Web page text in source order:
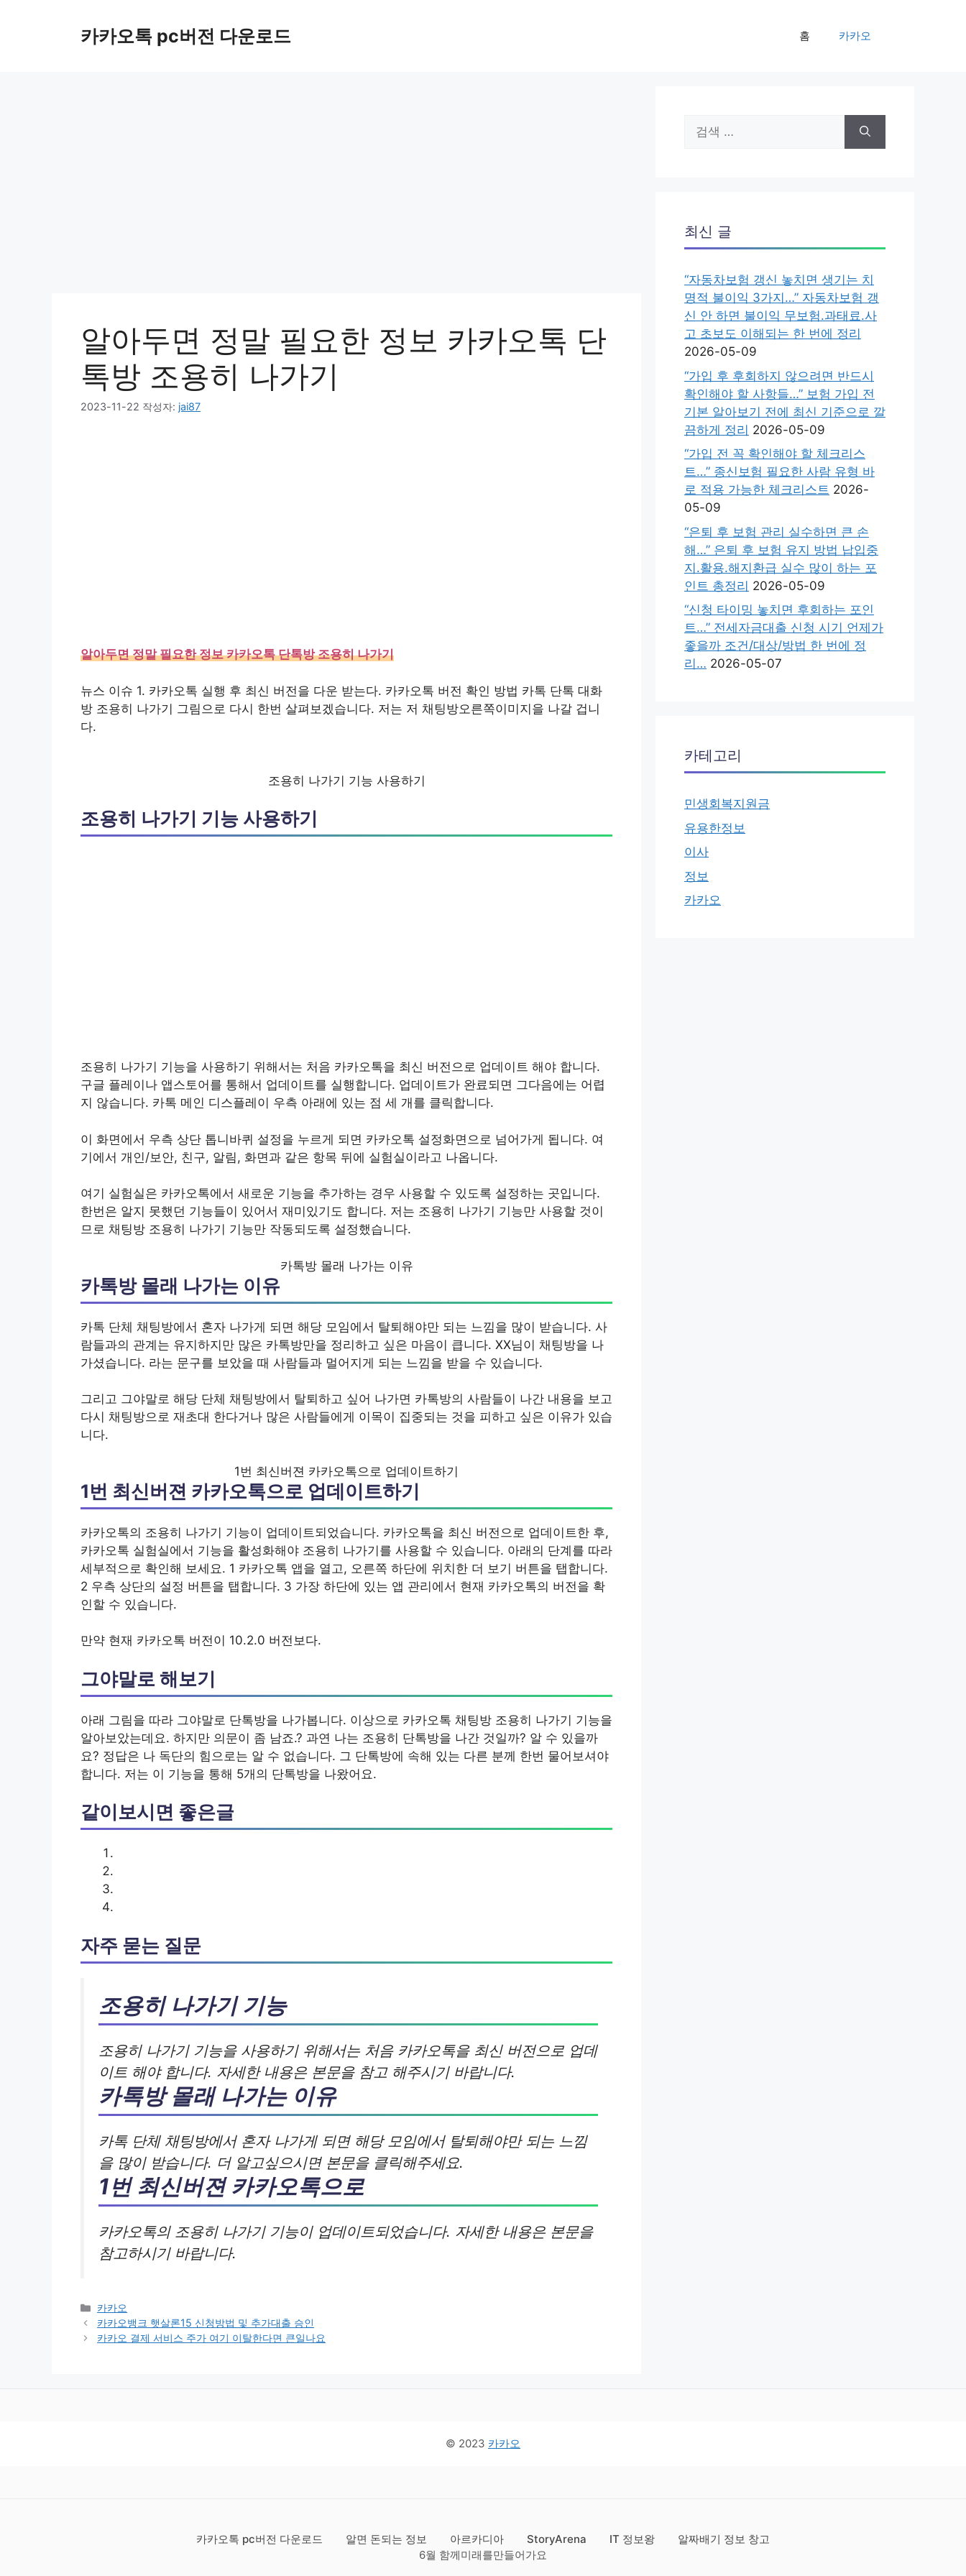
카카오톡 pc버전 다운로드 홈 카카오
알아두면 정말 필요한 정보 카카오톡 단
톡방 조용히 나가기
2023-11-22 작성자: jai87
알아두면 정말 필요한 정보 카카오톡 단톡방 조용히 나가기
뉴스 이슈 1. 카카오톡 실행 후 최신 버전을 다운 받는다. 카카오톡 버전 확인 방법 카톡 단톡 대화
방 조용히 나가기 그림으로 다시 한번 살펴보겠습니다. 저는 저 채팅방오른쪽이미지을 나갈 겁니
다.
조용히 나가기 기능 사용하기
조용히 나가기 기능 사용하기
조용히 나가기 기능을 사용하기 위해서는 처음 카카오톡을 최신 버전으로 업데이트 해야 합니다.
구글 플레이나 앱스토어를 통해서 업데이트를 실행합니다. 업데이트가 완료되면 그다음에는 어렵
지 않습니다. 카톡 메인 디스플레이 우측 아래에 있는 점 세 개를 클릭합니다.
이 화면에서 우측 상단 톱니바퀴 설정을 누르게 되면 카카오톡 설정화면으로 넘어가게 됩니다. 여
기에서 개인/보안, 친구, 알림, 화면과 같은 항목 뒤에 실험실이라고 나옵니다.
여기 실험실은 카카오톡에서 새로운 기능을 추가하는 경우 사용할 수 있도록 설정하는 곳입니다.
한번은 알지 못했던 기능들이 있어서 재미있기도 합니다. 저는 조용히 나가기 기능만 사용할 것이
므로 채팅방 조용히 나가기 기능만 작동되도록 설정했습니다.
카톡방 몰래 나가는 이유
카톡방 몰래 나가는 이유
카톡 단체 채팅방에서 혼자 나가게 되면 해당 모임에서 탈퇴해야만 되는 느낌을 많이 받습니다. 사
람들과의 관계는 유지하지만 많은 카톡방만을 정리하고 싶은 마음이 큽니다. XX님이 채팅방을 나
가셨습니다. 라는 문구를 보았을 때 사람들과 멀어지게 되는 느낌을 받을 수 있습니다.
그리고 그야말로 해당 단체 채팅방에서 탈퇴하고 싶어 나가면 카톡방의 사람들이 나간 내용을 보고
다시 채팅방으로 재초대 한다거나 많은 사람들에게 이목이 집중되는 것을 피하고 싶은 이유가 있습
니다.
1번 최신버젼 카카오톡으로 업데이트하기
1번 최신버젼 카카오톡으로 업데이트하기
카카오톡의 조용히 나가기 기능이 업데이트되었습니다. 카카오톡을 최신 버전으로 업데이트한 후,
카카오톡 실험실에서 기능을 활성화해야 조용히 나가기를 사용할 수 있습니다. 아래의 단계를 따라
세부적으로 확인해 보세요. 1 카카오톡 앱을 열고, 오른쪽 하단에 위치한 더 보기 버튼을 탭합니다.
2 우측 상단의 설정 버튼을 탭합니다. 3 가장 하단에 있는 앱 관리에서 현재 카카오톡의 버전을 확
인할 수 있습니다.
만약 현재 카카오톡 버전이 10.2.0 버전보다.
그야말로 해보기
아래 그림을 따라 그야말로 단톡방을 나가봅니다. 이상으로 카카오톡 채팅방 조용히 나가기 기능을
알아보았는데요. 하지만 의문이 좀 남죠.? 과연 나는 조용히 단톡방을 나간 것일까? 알 수 있을까
요? 정답은 나 독단의 힘으로는 알 수 없습니다. 그 단톡방에 속해 있는 다른 분께 한번 물어보셔야
합니다. 저는 이 기능을 통해 5개의 단톡방을 나왔어요.
같이보시면 좋은글
자주 묻는 질문
조용히 나가기 기능
조용히 나가기 기능을 사용하기 위해서는 처음 카카오톡을 최신 버전으로 업데
이트 해야 합니다. 자세한 내용은 본문을 참고 해주시기 바랍니다.
카톡방 몰래 나가는 이유
카톡 단체 채팅방에서 혼자 나가게 되면 해당 모임에서 탈퇴해야만 되는 느낌
을 많이 받습니다. 더 알고싶으시면 본문을 클릭해주세요.
1번 최신버젼 카카오톡으로
카카오톡의 조용히 나가기 기능이 업데이트되었습니다. 자세한 내용은 본문을
참고하시기 바랍니다.
카
테
고
카카오
카카오뱅크 햇살론15 신청방법 및 추가대출 승인
카카오 결제 서비스 주가 여기 이탈한다면 큰일나요
색:
최신 글
“자동차보험 갱신 놓치면 생기는 치
명적 불이익 3가지…” 자동차보험 갱
신 안 하면 불이익 무보험.과태료.사
고 초보도 이해되는 한 번에 정리
2026-05-09
“가입 후 후회하지 않으려면 반드시
확인해야 할 사항들…” 보험 가입 전
기본 알아보기 전에 최신 기준으로 깔
끔하게 정리 2026-05-09
“가입 전 꼭 확인해야 할 체크리스
트…” 종신보험 필요한 사람 유형 바
로 적용 가능한 체크리스트 2026-
05-09
“은퇴 후 보험 관리 실수하면 큰 손
해…” 은퇴 후 보험 유지 방법 납입중
지.활용.해지환급 실수 많이 하는 포
인트 총정리 2026-05-09
“신청 타이밍 놓치면 후회하는 포인
트…” 전세자금대출 신청 시기 언제가
좋을까 조건/대상/방법 한 번에 정
리… 2026-05-07
카테고리
민생회복지원금
유용한정보
이사
정보
카카오
© 2023 카카오
카카오톡 pc버전 다운로드 알면 돈되는 정보 아르카디아 StoryArena IT 정보왕
알짜배기 정보 창고
6월 함께미래를만들어가요